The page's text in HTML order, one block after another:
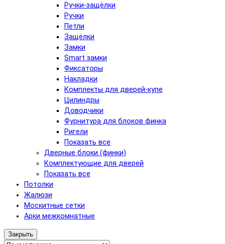
Ручки-защёлки
Ручки
Петли
Защёлки
Замки
Smart замки
Фиксаторы
Накладки
Комплекты для дверей-купе
Цилиндры
Доводчики
Фурнитура для блоков финка
Ригели
Показать все
Дверные блоки (финки)
Комплектующие для дверей
Показать все
Потолки
Жалюзи
Москитные сетки
Арки межкомнатные
Закрыть